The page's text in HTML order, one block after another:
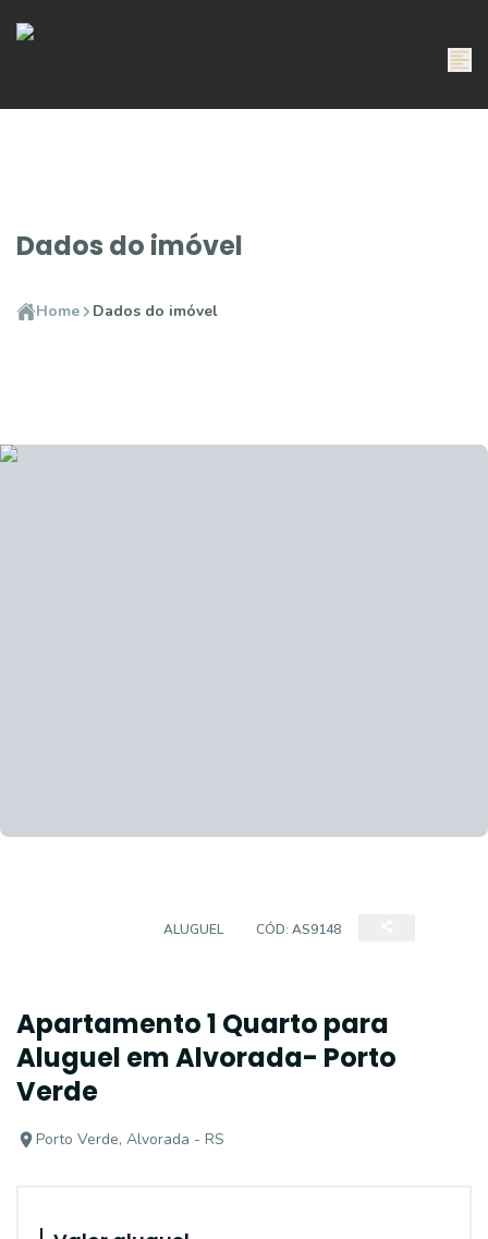
Dados do imóvel
Home Dados do imóvel
ALUGUEL CÓD: AS9148
Apartamento 1 Quarto para
Aluguel em Alvorada- Porto
Verde
Porto Verde, Alvorada - RS